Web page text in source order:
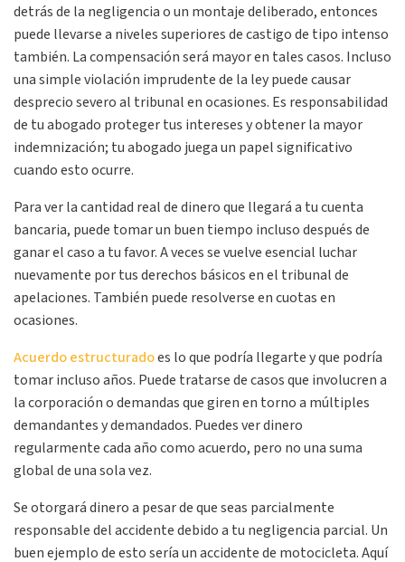
detrás de la negligencia o un montaje deliberado, entonces
puede llevarse a niveles superiores de castigo de tipo intenso
también. La compensación será mayor en tales casos. Incluso
una simple violación imprudente de la ley puede causar
desprecio severo al tribunal en ocasiones. Es responsabilidad
de tu abogado proteger tus intereses y obtener la mayor
indemnización; tu abogado juega un papel significativo
cuando esto ocurre.
Para ver la cantidad real de dinero que llegará a tu cuenta
bancaria, puede tomar un buen tiempo incluso después de
ganar el caso a tu favor. A veces se vuelve esencial luchar
nuevamente por tus derechos básicos en el tribunal de
apelaciones. También puede resolverse en cuotas en
ocasiones.
Acuerdo estructuradoes lo que podría llegarte y que podría
tomar incluso años. Puede tratarse de casos que involucren a
la corporación o demandas que giren en torno a múltiples
demandantes y demandados. Puedes ver dinero
regularmente cada año como acuerdo, pero no una suma
global de una sola vez.
Se otorgará dinero a pesar de que seas parcialmente
responsable del accidente debido a tu negligencia parcial. Un
buen ejemplo de esto sería un accidente de motocicleta. Aquí